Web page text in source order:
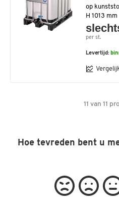
op
H 1013 mm
per st.
Levertijd:
11 van 11
Hoe tevreden bent u